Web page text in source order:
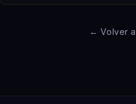
← Volver